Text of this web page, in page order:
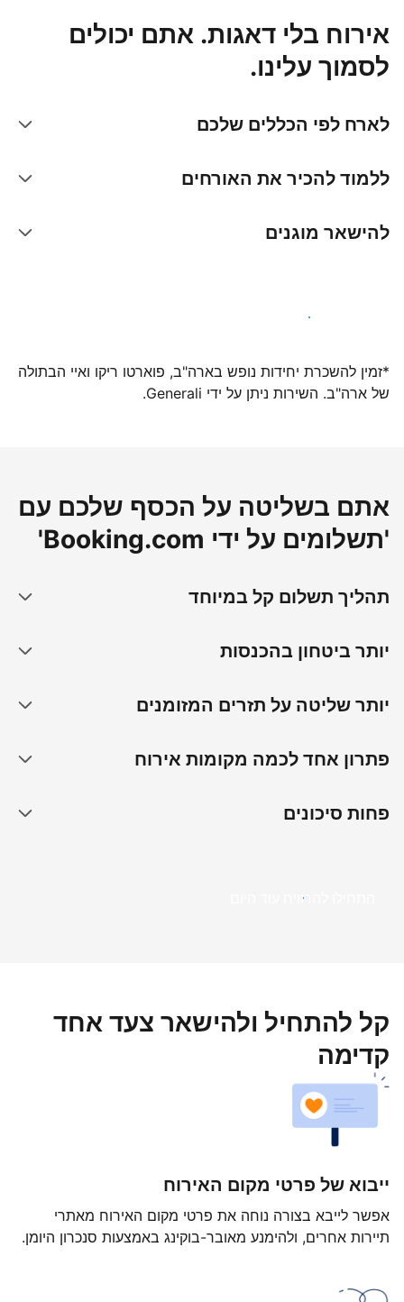
אירוח בלי דאגות. אתם יכולים
לסמוך עלינו.
לארח לפי הכללים שלכם
ללמוד להכיר את האורחים
להישאר מוגנים
הצטרפו אלינו עוד היום
*זמין להשכרת יחידות נופש בארה"ב, פוארטו ריקו ואיי הבתולה
של ארה"ב. השירות ניתן על ידי Generali.
אתם בשליטה על הכסף שלכם עם
'תשלומים על ידי Booking.com'
תהליך תשלום קל במיוחד
יותר ביטחון בהכנסות
יותר שליטה על תזרים המזומנים
פתרון אחד לכמה מקומות אירוח
פחות סיכונים
התחילו להרוויח עוד היום
קל להתחיל ולהישאר צעד אחד
קדימה
ייבוא של פרטי מקום האירוח
אפשר לייבא בצורה נוחה את פרטי מקום האירוח מאתרי
תיירות אחרים, ולהימנע מאובר-בוקינג באמצעות סנכרון היומן.